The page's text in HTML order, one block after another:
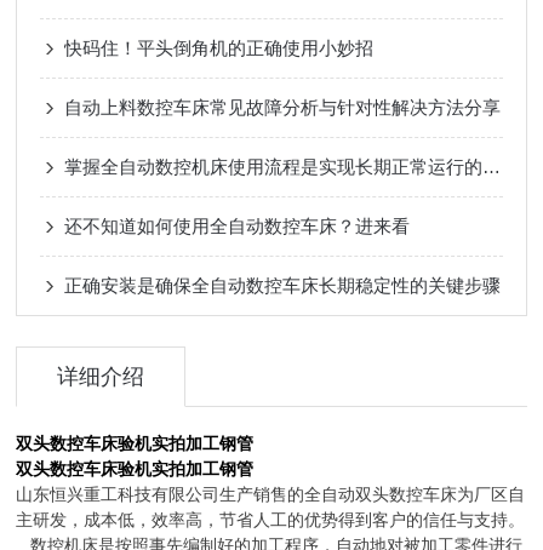
快码住！平头倒角机的正确使用小妙招
自动上料数控车床常见故障分析与针对性解决方法分享
掌握全自动数控机床使用流程是实现长期正常运行的根本保障
还不知道如何使用全自动数控车床？进来看
正确安装是确保全自动数控车床长期稳定性的关键步骤
详细介绍
双头数控车床验机实拍加工钢管
双头数控车床验机实拍加工钢管
山东恒兴重工科技有限公司生产销售的全自动双头数控车床为厂区自
主研发，成本低，效率高，节省人工的优势得到客户的信任与支持。
数控机床是按照事先编制好的加工程序，自动地对被加工零件进行